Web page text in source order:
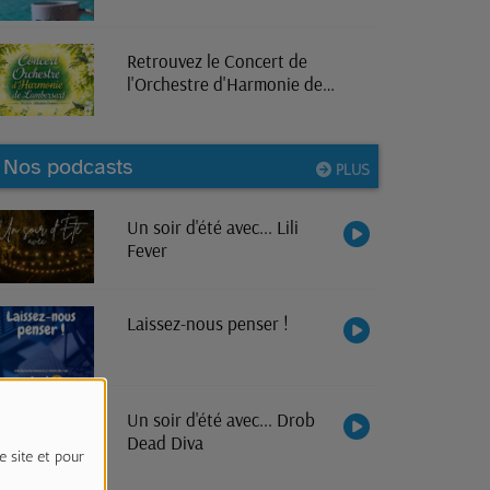
site et pour
Retrouvez le Concert de
l'Orchestre d'Harmonie de
PLUS
Nos podcasts
Un soir d'été avec... Lili
Fever
Laissez-nous penser !
Un soir d'été avec... Drob
Dead Diva